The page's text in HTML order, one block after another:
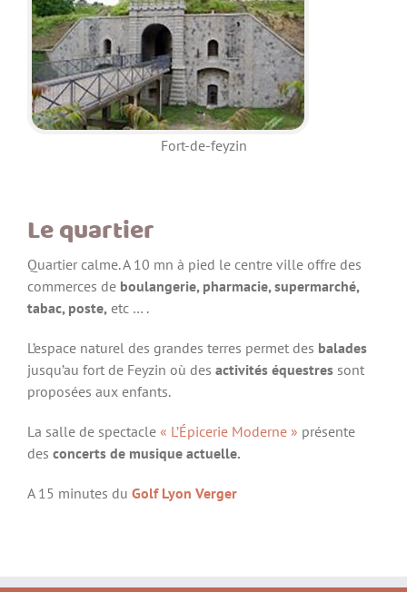
Fort-de-feyzin
Le quartier
Quartier calme. A 10 mn à pied le centre ville offre des
commerces de boulangerie, pharmacie, supermarché,
tabac, poste, etc … .
L’espace naturel des grandes terres permet des balades
jusqu’au fort de Feyzin où des activités équestres sont
proposées aux enfants.
La salle de spectacle « L’Épicerie Moderne » présente
des concerts de musique actuelle.
A 15 minutes du Golf Lyon Verger